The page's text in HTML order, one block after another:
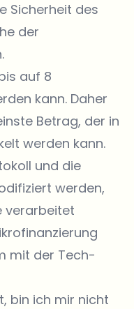
Sicherheit des
der
auf 8
kann. Daher
Betrag, der in
werden kann.
und die
werden,
verarbeitet
mit der Tech-
bin ich mir nicht